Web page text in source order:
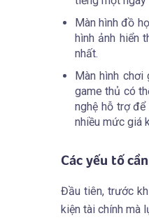
Màn hình đồ
hình ảnh hiển
nhất.
Màn hình chơi
game thủ có
nghệ hỗ trợ
nhiều mức giá
Các yếu tố
Đầu tiên, trước
kiện tài chính mà